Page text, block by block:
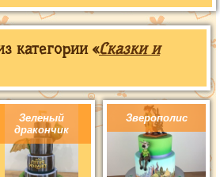
категории «Сказки и
Зеленый
дракончик
Зверополис